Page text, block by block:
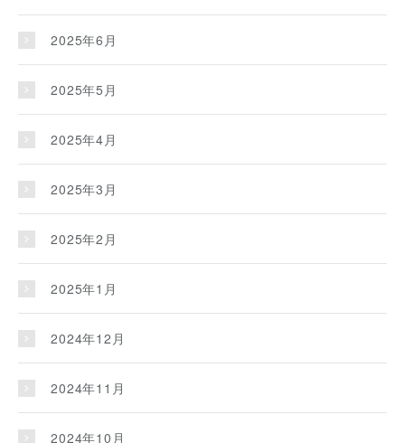
2025年6月
2025年5月
2025年4月
2025年3月
2025年2月
2025年1月
2024年12月
2024年11月
2024年10月